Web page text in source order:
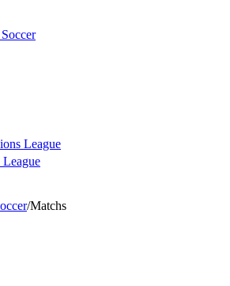
League
/Matchs